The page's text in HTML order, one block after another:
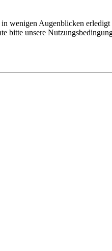
wenigen Augenblicken
unsere